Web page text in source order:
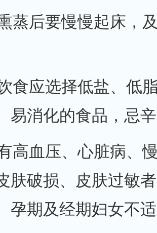
蒸后要慢慢起床，
食应选择低盐、低
易消化的食品，忌
高血压、心脏病、
肤破损、皮肤过敏
孕期及经期妇女不